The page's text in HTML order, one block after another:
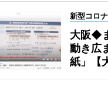
新型コロ
大阪◆
動き広
紙」【